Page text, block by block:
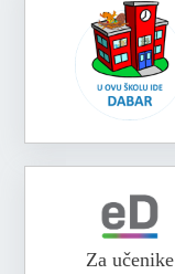
Za učenike